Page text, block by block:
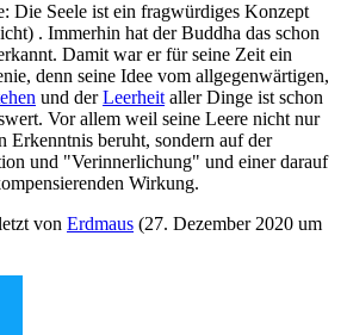
Die Seele ist ein fragwürdiges Konzept
. Immerhin hat der Buddha das schon
Damit war er für seine Zeit ein
denn seine Idee vom allgegenwärtigen,
und derLeerheit aller Dinge ist schon
Vor allem weil seine Leere nicht nur
Erkenntnis beruht, sondern auf der
und "Verinnerlichung" und einer darauf
Wirkung.
von Erdmaus (27. Dezember 2020 um